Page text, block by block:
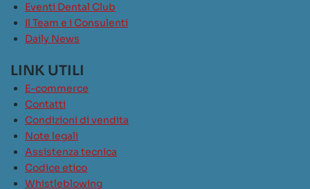
Eventi Dental Club
Il Team e i Consulenti
Daily News
LINK UTILI
E-commerce
Contatti
Condizioni di vendita
Note legali
Assistenza tecnica
Codice etico
Whistleblowing